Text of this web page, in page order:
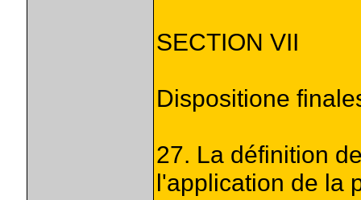
SECTION VII
Dispositione
27. La définition
l'application de la